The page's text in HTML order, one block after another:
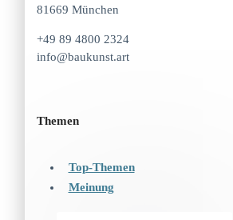
81669 München
+49 89 4800 2324
info@baukunst.art
Themen
Top-Themen
Meinung